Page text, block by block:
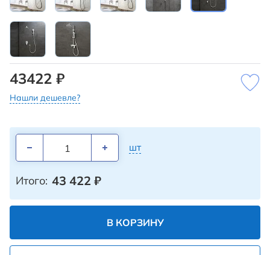
43422 ₽
Нашли дешевле?
шт
Итого: 43 422 ₽
В КОРЗИНУ